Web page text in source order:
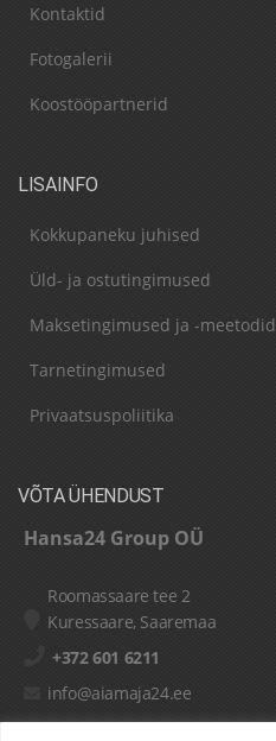
Kontaktid
Fotogalerii
Koostööpartnerid
LISAINFO
Kokkupaneku juhised
Üld- ja ostutingimused
Maksetingimused ja -meetodid
Tarnetingimused
Privaatsuspoliitika
VÕTA ÜHENDUST
Hansa24 Group OÜ
Roomassaare tee 2
Kuressaare, Saaremaa
+372 601 6211
info@aiamaja24.ee